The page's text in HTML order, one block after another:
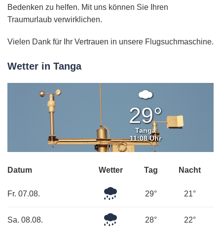
Bedenken zu helfen. Mit uns können Sie Ihren
Traumurlaub verwirklichen.
Vielen Dank für Ihr Vertrauen in unsere Flugsuchmaschine.
Wetter in Tanga
Ein
paar
Wolken
29°
Tanga
11:08 Uhr
Datum Wetter Tag Nacht
Fr. 07.08. 29° 21°
Sa. 08.08. 28° 22°